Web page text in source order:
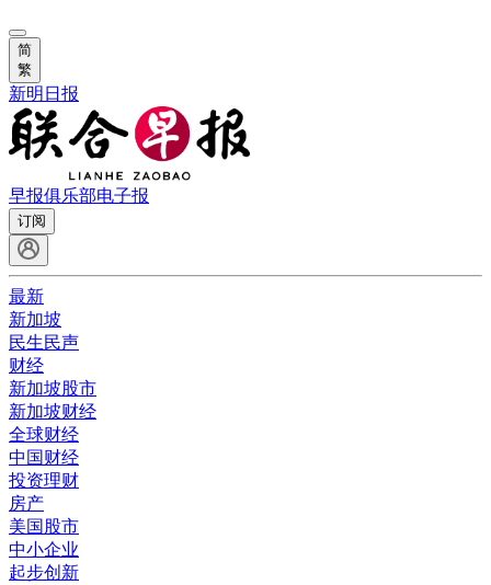
简
繁
新明日报
早报俱乐部电子报
订阅
最新
新加坡
民生民声
财经
新加坡股市
新加坡财经
全球财经
中国财经
投资理财
房产
美国股市
中小企业
起步创新